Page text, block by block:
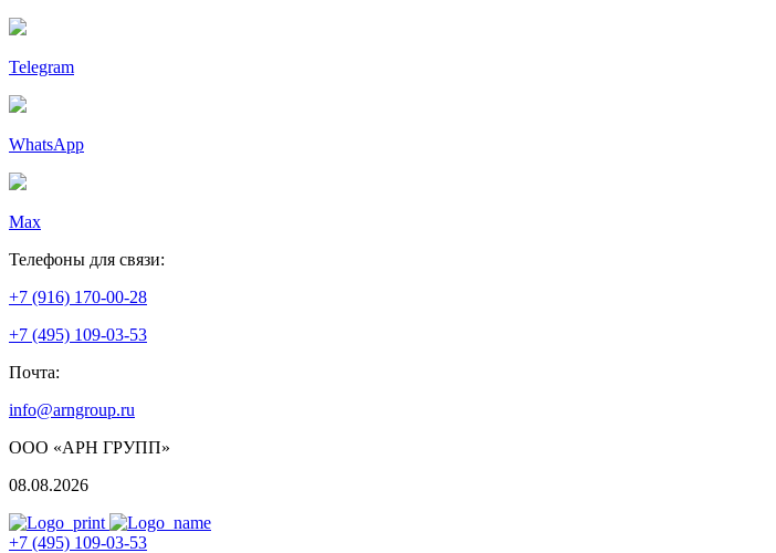
Telegram
WhatsApp
Max
Телефоны для связи:
+7 (916) 170-00-28
+7 (495) 109-03-53
Почта:
info@arngroup.ru
ООО «АРН ГРУПП»
08.08.2026
+7 (495) 109-03-53